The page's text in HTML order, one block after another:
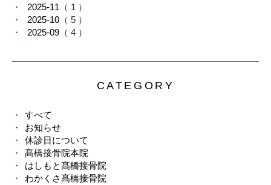
2025-11 （ 1 ）
2025-10 （ 5 ）
2025-09 （ 4 ）
CATEGORY
すべて
お知らせ
休診日について
髙橋接骨院本院
はしもと髙橋接骨院
わかくさ髙橋接骨院